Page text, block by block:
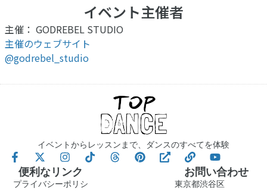
イベント主催者
主催： GODREBEL STUDIO
主催のウェブサイト
@godrebel_studio
イベントからレッスンまで、ダンスのすべてを体験
便利なリンク
プライバシーポリシ
お問い合わせ
東京都渋谷区